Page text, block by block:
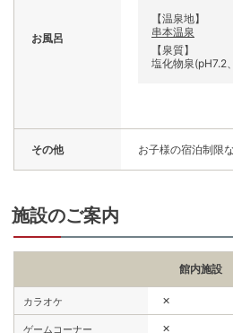
お風呂
【温泉地】
串本温泉
【泉質】
塩化物泉(pH7.2
その他 お子様の宿泊制限
施設のご案内
館内施設
カラオケ ✕
ゲームコーナー ✕